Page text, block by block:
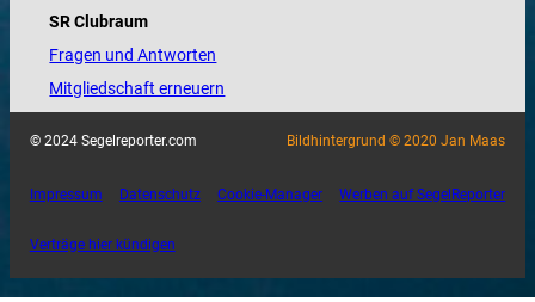
SR Clubraum
Fragen und Antworten
Mitgliedschaft erneuern
© 2024 Segelreporter.com Bildhintergrund © 2020 Jan Maas
Impressum Datenschutz Cookie-Manager Werben auf SegelReporter
Verträge hier kündigen